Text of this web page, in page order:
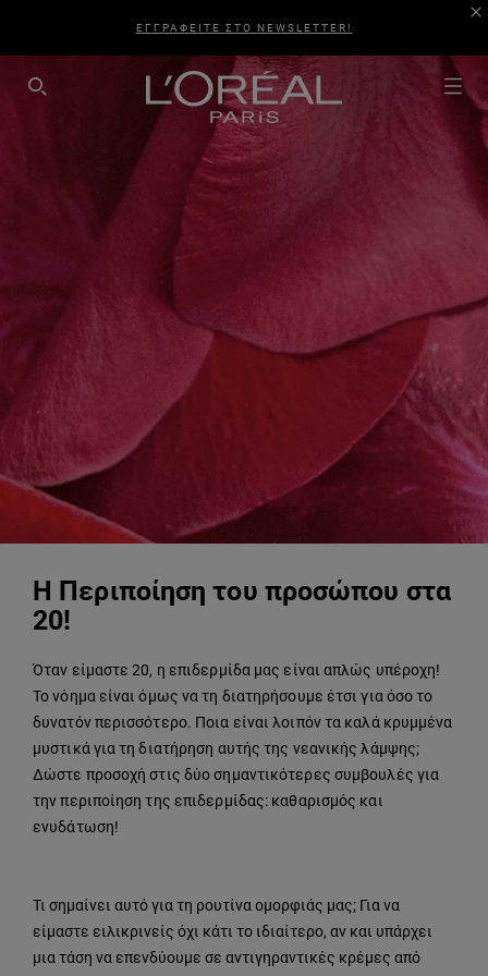
ΕΓΓΡΑΦΕΙΤΕ ΣΤΟ NEWSLETTER!
SEARCH THIS SITE
Η Περιποίηση του προσώπου στα
20!
Όταν είμαστε 20, η επιδερμίδα μας είναι απλώς υπέροχη!
Το νόημα είναι όμως να τη διατηρήσουμε έτσι για όσο το
δυνατόν περισσότερο. Ποια είναι λοιπόν τα καλά κρυμμένα
μυστικά για τη διατήρηση αυτής της νεανικής λάμψης;
Δώστε προσοχή στις δύο σημαντικότερες συμβουλές για
την περιποίηση της επιδερμίδας: καθαρισμός και
ενυδάτωση!
Τι σημαίνει αυτό για τη ρουτίνα ομορφιάς μας; Για να
είμαστε ειλικρινείς όχι κάτι το ιδιαίτερο, αν και υπάρχει
μια τάση να επενδύουμε σε αντιγηραντικές κρέμες από